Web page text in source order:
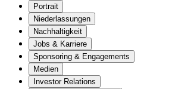
Portrait
Niederlassungen
Nachhaltigkeit
Jobs & Karriere
Sponsoring & Engagements
Medien
Investor Relations